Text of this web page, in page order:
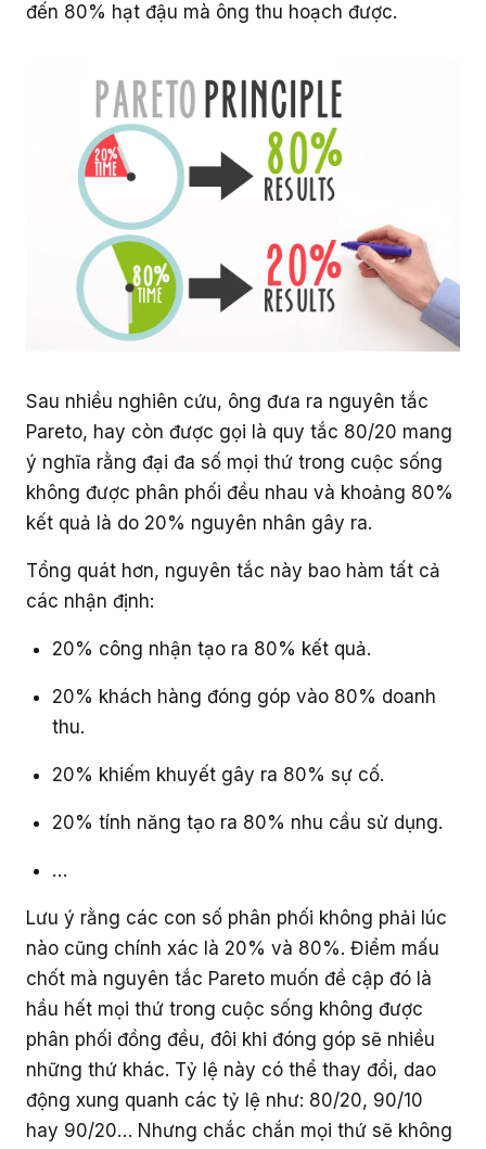
đến 80% hạt đậu mà ông thu hoạch được.
Sau nhiều nghiên cứu, ông đưa ra nguyên tắc
Pareto, hay còn được gọi là quy tắc 80/20 mang
ý nghĩa rằng đại đa số mọi thứ trong cuộc sống
không được phân phối đều nhau và khoảng 80%
kết quả là do 20% nguyên nhân gây ra.
Tổng quát hơn, nguyên tắc này bao hàm tất cả
các nhận định:
20% công nhận tạo ra 80% kết quả.
20% khách hàng đóng góp vào 80% doanh
thu.
20% khiếm khuyết gây ra 80% sự cố.
20% tính năng tạo ra 80% nhu cầu sử dụng.
…
Lưu ý rằng các con số phân phối không phải lúc
nào cũng chính xác là 20% và 80%. Điểm mấu
chốt mà nguyên tắc Pareto muốn đề cập đó là
hầu hết mọi thứ trong cuộc sống không được
phân phối đồng đều, đôi khi đóng góp sẽ nhiều
những thứ khác. Tỷ lệ này có thể thay đổi, dao
động xung quanh các tỷ lệ như: 80/20, 90/10
hay 90/20… Nhưng chắc chắn mọi thứ sẽ không